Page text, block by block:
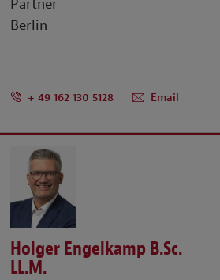
Partner
Berlin
+ 49 162 130 5128 Email
Holger Engelkamp B.Sc.
LL.M.